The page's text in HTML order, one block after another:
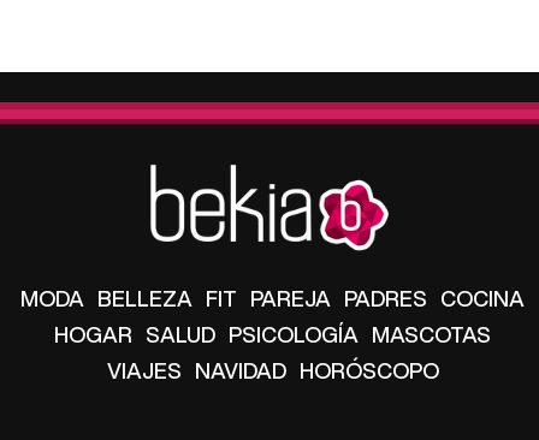
MODA BELLEZA FIT PAREJA PADRES COCINA
HOGAR SALUD PSICOLOGÍA MASCOTAS
VIAJES NAVIDAD HORÓSCOPO